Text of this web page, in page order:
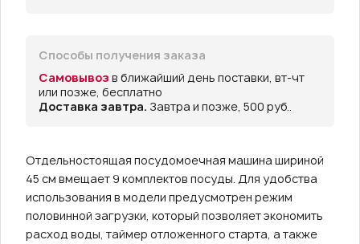
Способы получения заказа
Самовывоз в ближайший день поставки, вт-чт
или позже, бесплатно
Доставка завтра. Завтра и позже, 500 руб..
Отдельностоящая посудомоечная машина шириной
45 см вмещает 9 комплектов посуды. Для удобства
использования в модели предусмотрен режим
половинной загрузки, который позволяет экономить
расход воды, таймер отложенного старта, а также